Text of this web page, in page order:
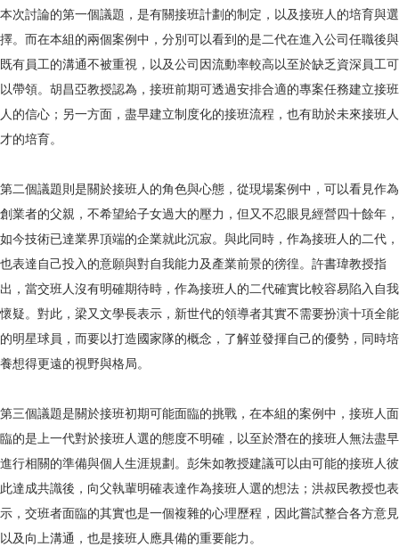
本次討論的第一個議題，是有關接班計劃的制定，以及接班人的培育與選
擇。而在本組的兩個案例中，分別可以看到的是二代在進入公司任職後與
既有員工的溝通不被重視，以及公司因流動率較高以至於缺乏資深員工可
以帶領。胡昌亞教授認為，接班前期可透過安排合適的專案任務建立接班
人的信心；另一方面，盡早建立制度化的接班流程，也有助於未來接班人
才的培育。
第二個議題則是關於接班人的角色與心態，從現場案例中，可以看見作為
創業者的父親，不希望給子女過大的壓力，但又不忍眼見經營四十餘年，
如今技術已達業界頂端的企業就此沉寂。與此同時，作為接班人的二代，
也表達自己投入的意願與對自我能力及產業前景的徬徨。許書瑋教授指
出，當交班人沒有明確期待時，作為接班人的二代確實比較容易陷入自我
懷疑。對此，梁又文學長表示，新世代的領導者其實不需要扮演十項全能
的明星球員，而要以打造國家隊的概念，了解並發揮自己的優勢，同時培
養想得更遠的視野與格局。
第三個議題是關於接班初期可能面臨的挑戰，在本組的案例中，接班人面
臨的是上一代對於接班人選的態度不明確，以至於潛在的接班人無法盡早
進行相關的準備與個人生涯規劃。彭朱如教授建議可以由可能的接班人彼
此達成共識後，向父執輩明確表達作為接班人選的想法；洪叔民教授也表
示，交班者面臨的其實也是一個複雜的心理歷程，因此嘗試整合各方意見
以及向上溝通，也是接班人應具備的重要能力。